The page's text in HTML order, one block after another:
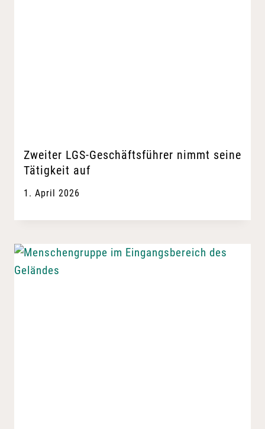
Zweiter LGS-Geschäftsführer nimmt seine
Tätigkeit auf
1. April 2026